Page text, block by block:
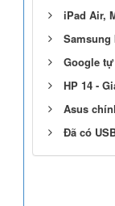
iPad Air,
Samsung
Google
HP 14 -
Asus
Đã có